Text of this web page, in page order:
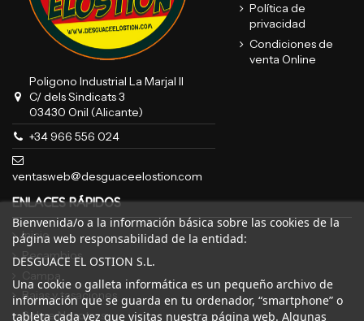
Poligono Industrial La Marjal II
C/ dels Sindicats 3
03430 Onil (Alicante)
+34 966 556 024
ventasweb@desguaceelostion.com
Política de
privacidad
Condiciones de
venta Online
ENLACES RÁPIDOS
Inicio
Recambios
Campa
Bajas y tasaciones
Sobre Nosotros
Bienvenida/o a la información básica sobre las cookies de la
página web responsabilidad de la entidad:
DESGUACE EL OSTION S.L.
Una cookie o galleta informática es un pequeño archivo de
información que se guarda en tu ordenador, “smartphone” o
tableta cada vez que visitas nuestra página web. Algunas